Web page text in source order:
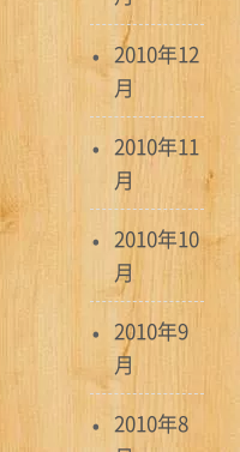
2010年12
月
2010年11
月
2010年10
月
2010年9
月
2010年8